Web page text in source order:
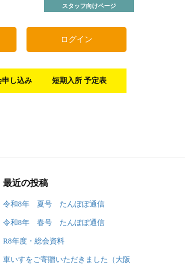
スタッフ向けページ
ログイン
申し込み 短期入所 予定表
最近の投稿
令和8年 夏号 たんぽぽ通信
令和8年 春号 たんぽぽ通信
R8年度・総会資料
車いすをご寄贈いただきました（大阪